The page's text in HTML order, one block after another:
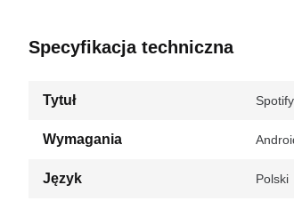
Specyfikacja techniczna
Tytuł
Wymagania
Język Polski